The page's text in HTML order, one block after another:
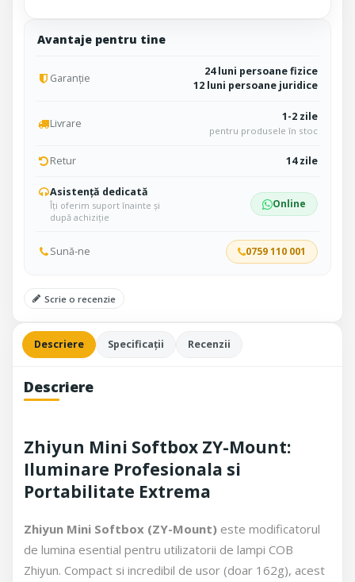
Avantaje pentru tine
Garanție
24 luni persoane fizice
12 luni persoane juridice
Livrare 1-2 zile
pentru produsele în stoc
Retur 14 zile
Asistență dedicată
Îți oferim suport înainte și
după achiziție
Online
Sună-ne 0759 110 001
Scrie o recenzie
Descriere Specificații Recenzii
Descriere
Zhiyun Mini Softbox ZY-Mount:
Iluminare Profesionala si
Portabilitate Extrema
Zhiyun Mini Softbox (ZY-Mount) este modificatorul
de lumina esential pentru utilizatorii de lampi COB
Zhiyun. Compact si incredibil de usor (doar 162g), acest